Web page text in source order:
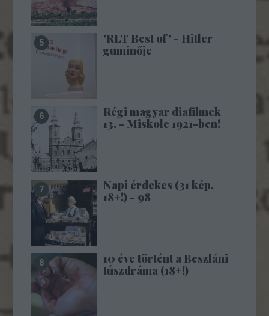
'RLT Best of' - Hitler
guminője
Régi magyar diafilmek
13. - Miskolc 1921-ben!
Napi érdekes (31 kép,
18+!) - 98
10 éve történt a Beszláni
túszdráma (18+!)